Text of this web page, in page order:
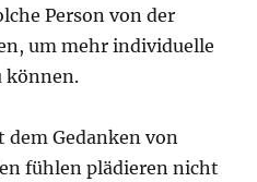
Person von der
um mehr individuelle
können.
Gedanken von
fühlen plädieren nicht